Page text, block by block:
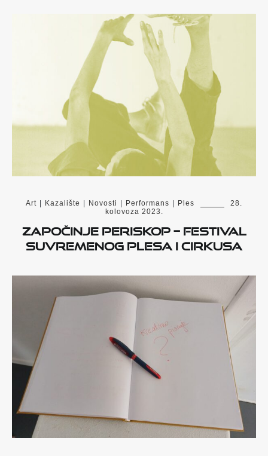
Art | Kazalište | Novosti | Performans | Ples
28.
kolovoza 2023.
Započinje PERISKOP – festival
suvremenog plesa i cirkusa